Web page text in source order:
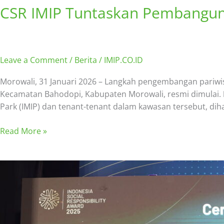
CSR IMIP Tuntaskan
Leave a Comment/ Berita / IMIP.CO.ID
Morowali, 31 Januari 2026 – Langkah pengembangan
Kecamatan Bahodopi, Kabupaten Morowali, resmi
Park (IMIP) dan tenant-tenant dalam kawasan tersebut,
Read More »
Sebagai